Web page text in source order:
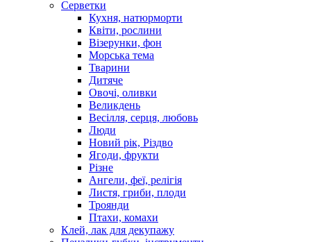
Серветки
Кухня, натюрморти
Квіти, рослини
Візерунки, фон
Морська тема
Тварини
Дитяче
Овочі, оливки
Великдень
Весілля, серця, любовь
Люди
Новий рік, Різдво
Ягоди, фрукти
Різне
Ангели, феї, релігія
Листя, гриби, плоди
Троянди
Птахи, комахи
Клей, лак для декупажу